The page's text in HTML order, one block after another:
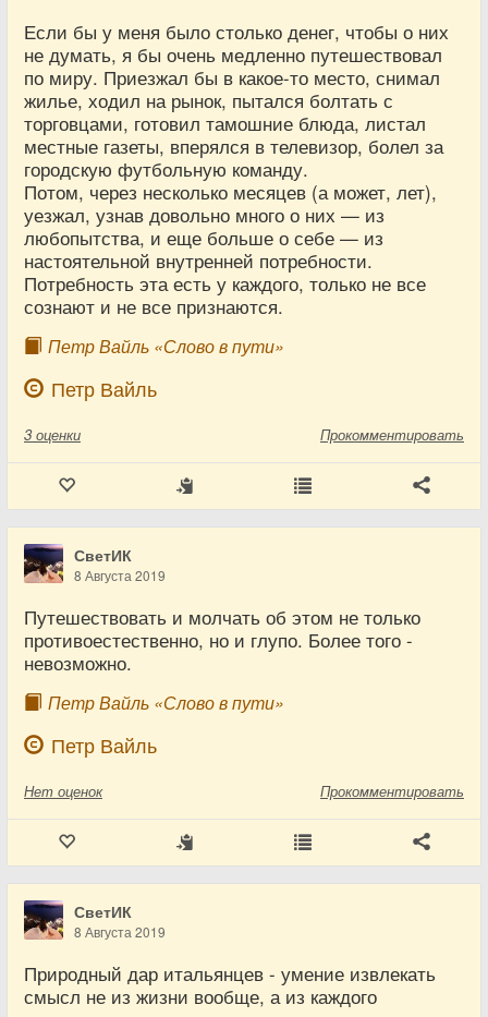
Если бы у меня было столько денег, чтобы о них
не думать, я бы очень медленно путешествовал
по миру. Приезжал бы в какое-то место, снимал
жилье, ходил на рынок, пытался болтать с
торговцами, готовил тамошние блюда, листал
местные газеты, вперялся в телевизор, болел за
городскую футбольную команду.
Потом, через несколько месяцев (а может, лет),
уезжал, узнав довольно много о них — из
любопытства, и еще больше о себе — из
настоятельной внутренней потребности.
Потребность эта есть у каждого, только не все
сознают и не все признаются.
Петр Вайль «Слово в пути»
Петр Вайль
3 оценки Прокомментировать
СветИК
8 Августа 2019
Путешествовать и молчать об этом не только
противоестественно, но и глупо. Более того -
невозможно.
Петр Вайль «Слово в пути»
Петр Вайль
Нет оценок Прокомментировать
СветИК
8 Августа 2019
Природный дар итальянцев - умение извлекать
смысл не из жизни вообще, а из каждого